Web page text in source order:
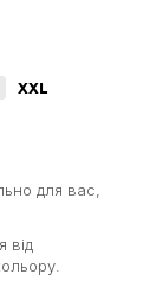
XXL
для вас,
від